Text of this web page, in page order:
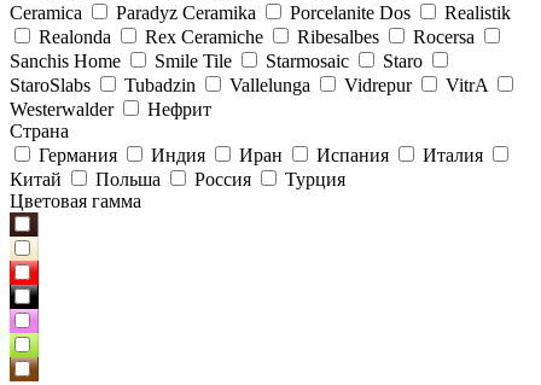
Ceramica
Paradyz Сeramika Porcelanite Dos
Realistik
Realonda
Rex Ceramiche Ribesalbes
Rocersa
Sanchis Home
Smile Tile Starmosaic
Staro
StaroSlabs
Tubadzin Vallelunga Vidrepur
VitrA
Westerwalder
Нефрит
Страна
Германия
Индия Иран Испания
Италия
Китай
Польша Россия
Турция
Цветовая гамма